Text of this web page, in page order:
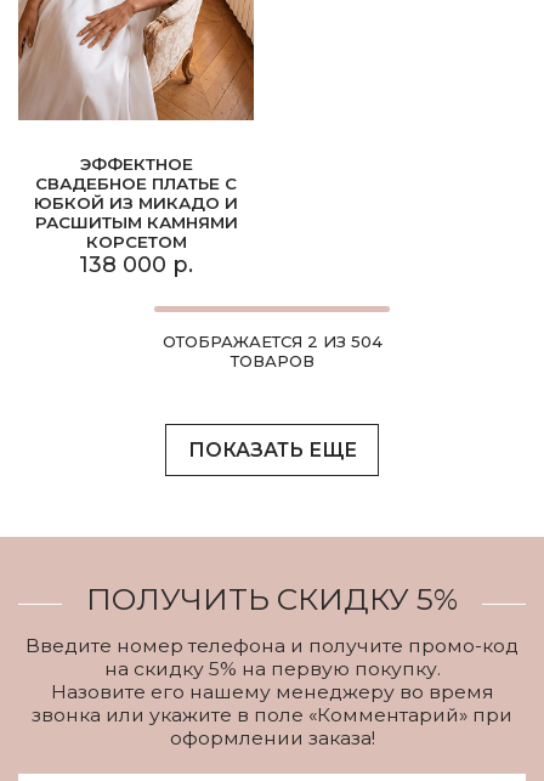
ЭФФЕКТНОЕ
СВАДЕБНОЕ ПЛАТЬЕ С
ЮБКОЙ ИЗ МИКАДО И
РАСШИТЫМ КАМНЯМИ
КОРСЕТОМ
138 000 р.
ОТОБРАЖАЕТСЯ 2 ИЗ 504
ТОВАРОВ
ПОКАЗАТЬ ЕЩЕ
ПОЛУЧИТЬ СКИДКУ 5%
Введите номер телефона и получите промо-код
на скидку 5% на первую покупку.
Назовите его нашему менеджеру во время
звонка или укажите в поле «Комментарий» при
оформлении заказа!